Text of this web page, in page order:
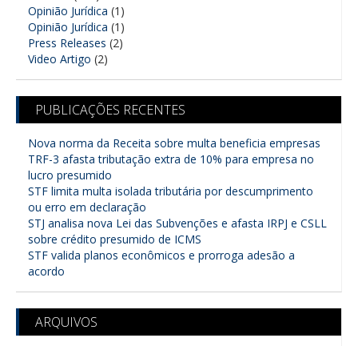
Opinião Jurídica (1)
Opinião Jurídica (1)
Press Releases (2)
Video Artigo (2)
PUBLICAÇÕES RECENTES
Nova norma da Receita sobre multa beneficia empresas
TRF-3 afasta tributação extra de 10% para empresa no
lucro presumido
STF limita multa isolada tributária por descumprimento
ou erro em declaração
STJ analisa nova Lei das Subvenções e afasta IRPJ e CSLL
sobre crédito presumido de ICMS
STF valida planos econômicos e prorroga adesão a
acordo
ARQUIVOS